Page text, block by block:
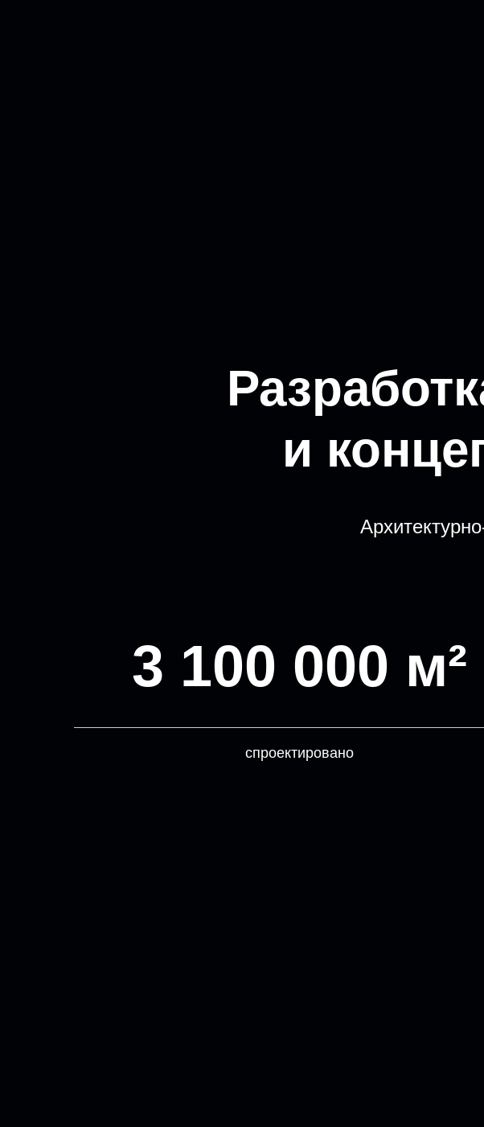
и
3 100 000 м²
спроектировано